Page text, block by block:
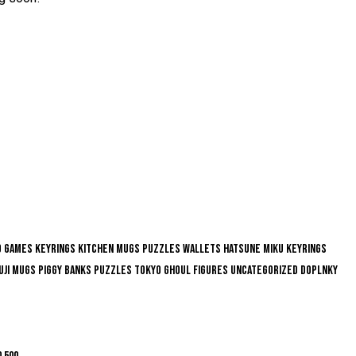
Games Keyrings Kitchen Mugs Puzzles Wallets Hatsune Miku Keyrings
Mugs Piggy Banks Puzzles Tokyo Ghoul Figures Uncategorized Doplnky